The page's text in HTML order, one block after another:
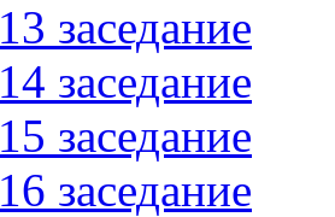
13 заседание
14 заседание
15 заседание
16 заседание